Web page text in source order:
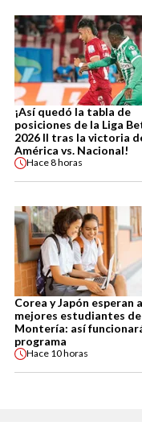
¡Así quedó la tabla de
posiciones de la Liga
2026 II tras la victoria
América vs. Nacional!
Hace8 horas
Corea y Japón esperan
mejores estudiantes de
Montería: así
programa
Hace 10 horas